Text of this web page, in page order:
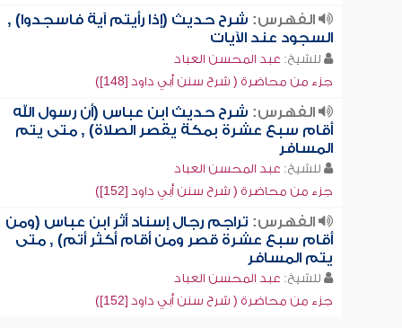
الفهرس: شرح حديث (إذا رأيتم آية فاسجدوا) ,
السجود عند الآيات
للشيخ: عبد المحسن العباد
جزء من محاضرة ( شرح سنن أبي داود [148])
الفهرس: شرح حديث ابن عباس (أن رسول الله
أقام سبع عشرة بمكة يقصر الصلاة) , متى يتم
المسافر
للشيخ: عبد المحسن العباد
جزء من محاضرة ( شرح سنن أبي داود [152])
الفهرس: تراجم رجال إسناد أثر ابن عباس (ومن
أقام سبع عشرة قصر ومن أقام أكثر أتم) , متى
يتم المسافر
للشيخ: عبد المحسن العباد
جزء من محاضرة ( شرح سنن أبي داود [152])